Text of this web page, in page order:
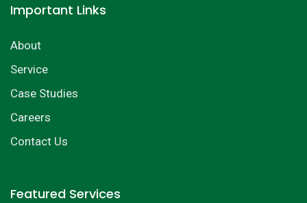
Important Links
About
Service
Case Studies
Careers
Contact Us
Featured Services